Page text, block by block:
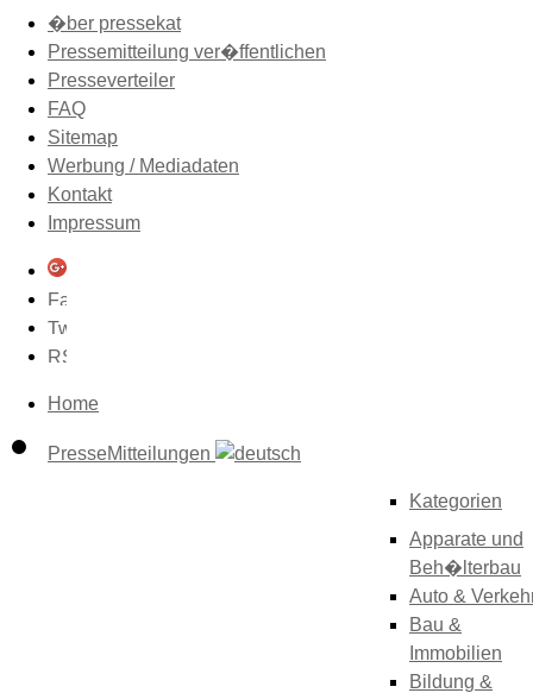
�ber pressekat
Pressemitteilung ver�ffentlichen
Presseverteiler
FAQ
Sitemap
Werbung / Mediadaten
Kontakt
Impressum
Home
PresseMitteilungen
Kategorien
Apparate und
Beh�lterbau
Auto &
Bau &
Immobilien
Bildung &